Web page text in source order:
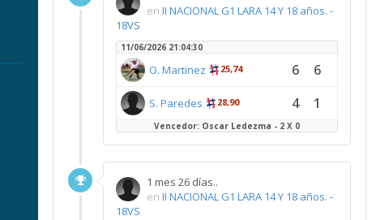
en II NACIONAL G1 LARA 14 Y 18 años. -
18VS
11/06/2026 21:04:30
O. Martinez 25,74 6 6
S. Paredes 28,90 4 1
Vencedor: Oscar Ledezma - 2 X 0
1 mes 26 días..
en II NACIONAL G1 LARA 14 Y 18 años. -
18VS